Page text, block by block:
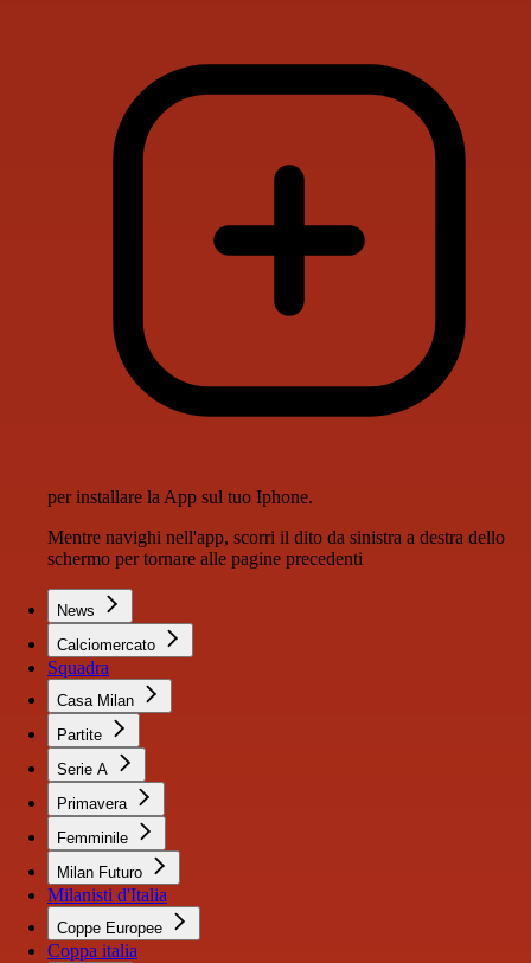
per installare la App sul tuo Iphone.
Mentre navighi nell'app, scorri il dito da sinistra a destra dello
schermo per tornare alle pagine precedenti
News
Calciomercato
Squadra
Casa Milan
Partite
Serie A
Primavera
Femminile
Milan Futuro
Milanisti d'Italia
Coppe Europee
Coppa italia